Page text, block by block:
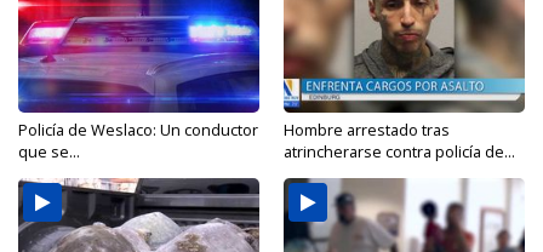
Policía de Weslaco: Un conductor
que se...
Hombre arrestado tras
atrincherarse contra policía de...